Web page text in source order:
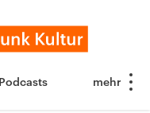
Podcasts